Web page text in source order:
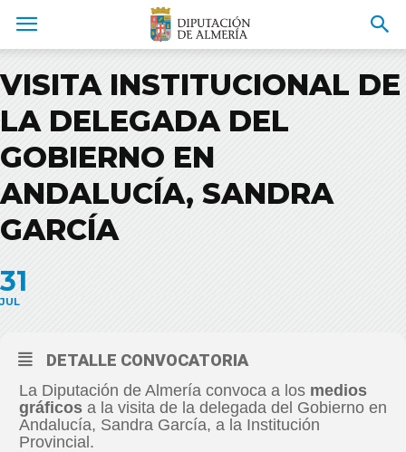
VISITA INSTITUCIONAL DE
LA DELEGADA DEL
GOBIERNO EN
ANDALUCÍA, SANDRA
GARCÍA
31
JUL
DETALLE CONVOCATORIA
La Diputación de Almería convoca a los medios
gráficos a la visita de la delegada del Gobierno en
Andalucía, Sandra García, a la Institución
Provincial.